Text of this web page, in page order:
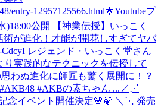
entry-12957125566.html🌟Youtubeプ
)18:00公開 【神業伝授】いっこく
が進化！才能が開花しすぎてヤバ
CdcyI レジェンド・いっこく堂さん
り実践的なテクニックを伝授して
わぬ進化に師匠も驚く展開に！？
#AKBの素ちゃん ... ／⋰
念イベント開催決定🌸🍃 ＼⋱ 発売